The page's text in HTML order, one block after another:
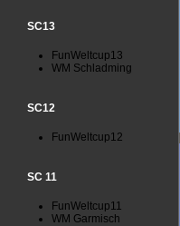
SC13
FunWeltcup13
WM Schladming
SC12
FunWeltcup12
SC 11
FunWeltcup11
WM Garmisch